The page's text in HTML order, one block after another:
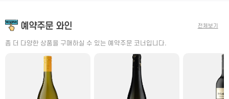
전체보기
예약주문 와인
좀 더 다양한 상품을 구매하실 수 있는 예약주문 코너입니다.